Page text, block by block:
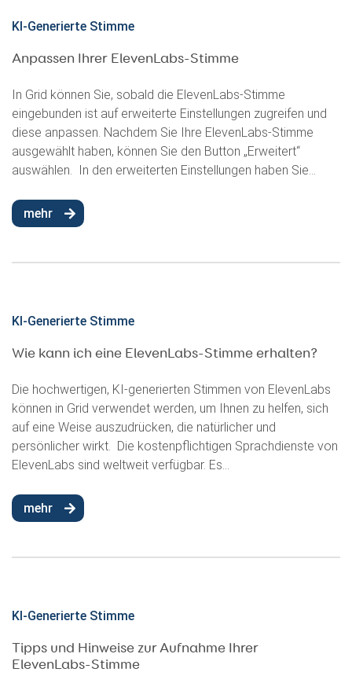
KI-Generierte Stimme
Anpassen Ihrer ElevenLabs-Stimme
In Grid können Sie, sobald die ElevenLabs-Stimme
eingebunden ist auf erweiterte Einstellungen zugreifen und
diese anpassen. Nachdem Sie Ihre ElevenLabs-Stimme
ausgewählt haben, können Sie den Button „Erweitert“
auswählen. In den erweiterten Einstellungen haben Sie...
mehr
KI-Generierte Stimme
Wie kann ich eine ElevenLabs-Stimme erhalten?
Die hochwertigen, KI-generierten Stimmen von ElevenLabs
können in Grid verwendet werden, um Ihnen zu helfen, sich
auf eine Weise auszudrücken, die natürlicher und
persönlicher wirkt. Die kostenpflichtigen Sprachdienste von
ElevenLabs sind weltweit verfügbar. Es...
mehr
KI-Generierte Stimme
Tipps und Hinweise zur Aufnahme Ihrer
ElevenLabs-Stimme